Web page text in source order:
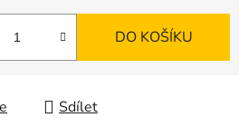
DO KOŠÍKU
Sdílet